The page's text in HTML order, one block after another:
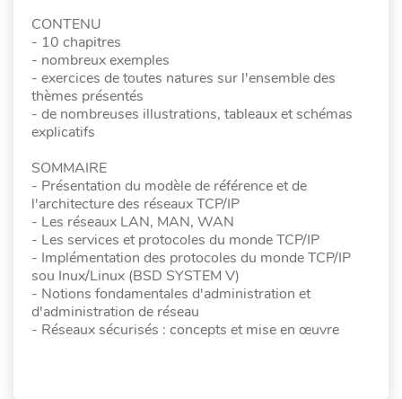
CONTENU
- 10 chapitres
- nombreux exemples
- exercices de toutes natures sur l'ensemble des
thèmes présentés
- de nombreuses illustrations, tableaux et schémas
explicatifs
SOMMAIRE
- Présentation du modèle de référence et de
l'architecture des réseaux TCP/IP
- Les réseaux LAN, MAN, WAN
- Les services et protocoles du monde TCP/IP
- Implémentation des protocoles du monde TCP/IP
sou Inux/Linux (BSD SYSTEM V)
- Notions fondamentales d'administration et
d'administration de réseau
- Réseaux sécurisés : concepts et mise en œuvre